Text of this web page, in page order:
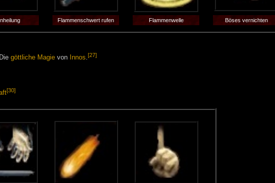
Flammenschwert rufen Flammenwelle Böses vernichten
göttliche Magievon Innos.[27]
[30]